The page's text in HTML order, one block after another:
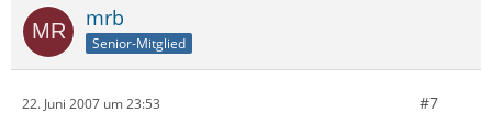
mrb
Senior-Mitglied
22. Juni 2007 um 23:53 #7